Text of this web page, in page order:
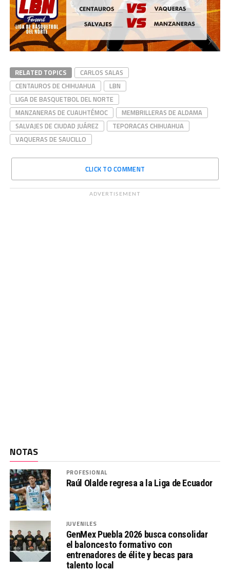
RELATED TOPICS
CARLOS SALAS
CENTAUROS DE CHIHUAHUA
LBN
LIGA DE BASQUETBOL DEL NORTE
MANZANERAS DE CUAUHTÉMOC
MEMBRILLERAS DE ALDAMA
SALVAJES DE CIUDAD JUÁREZ
TEPORACAS CHIHUAHUA
VAQUERAS DE SAUCILLO
CLICK TO COMMENT
ADVERTISEMENT
NOTAS
PROFESIONAL
Raúl Olalde regresa a la Liga de Ecuador
JUVENILES
GenMex Puebla 2026 busca consolidar
el baloncesto formativo con
entrenadores de élite y becas para
talento local